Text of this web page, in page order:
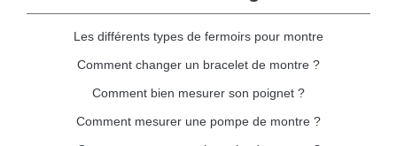
Les différents types de fermoirs pour montre
Comment changer un bracelet de montre ?
Comment bien mesurer son poignet ?
Comment mesurer une pompe de montre ?